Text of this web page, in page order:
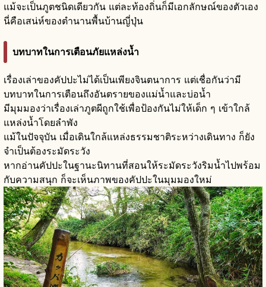
แม้จะเป็นภูตชนิดเดียวกัน แต่ละท้องถิ่นก็มีเอกลักษณ์ของตัวเอง
นี่คือเสน่ห์ของตำนานพื้นบ้านญี่ปุ่น
บทบาทในการเตือนภัยแหล่งน้ำ
เรื่องเล่าของคัปปะไม่ได้เป็นเพียงจินตนาการ แต่เชื่อกันว่ามี
บทบาทในการเตือนถึงอันตรายของแม่น้ำและบ่อน้ำ
มีมุมมองว่าเรื่องเล่าภูตผีถูกใช้เพื่อป้องกันไม่ให้เด็ก ๆ เข้าใกล้
แหล่งน้ำโดยลำพัง
แม้ในปัจจุบัน เมื่อเดินใกล้แหล่งธรรมชาติระหว่างเดินทาง ก็ยัง
จำเป็นต้องระมัดระวัง
หากอ่านคัปปะในฐานะนิทานที่สอนให้ระมัดระวังริมน้ำไปพร้อม
กับความสนุก ก็จะเห็นภาพของคัปปะในมุมมองใหม่